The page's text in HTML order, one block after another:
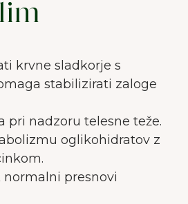
krvne sladkorje s
stabilizirati zaloge
pri nadzoru telesne teže.
oglikohidratov z
normalni presnovi